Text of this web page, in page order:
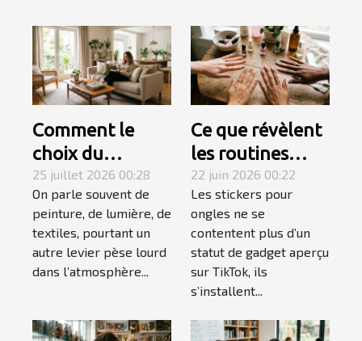
Comment le
choix du
mobilier
influence-t-il
l’ambiance
d’une pièce ?
25 juillet 2026 00:28
On parle souvent de
peinture, de lumière, de
textiles, pourtant un
autre levier pèse lourd
dans l’atmosphère...
Ce que révèlent
les routines
beauté sur
l'explosion des
stickers ongles
22 juin 2026 00:22
Les stickers pour
ongles ne se
contentent plus d’un
statut de gadget aperçu
sur TikTok, ils
s’installent...